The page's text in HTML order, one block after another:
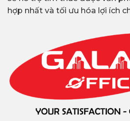
hợp nhất và tối ưu hóa lợi ích